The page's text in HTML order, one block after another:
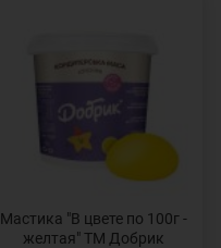
Мастика "В цвете по 100г -
желтая" ТМ Добрик